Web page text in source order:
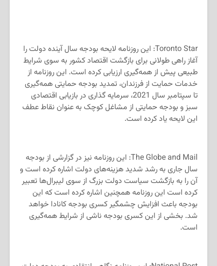
Toronto Star: این روزنامه لایحه بودجه سال آینده دولت را
آغاز راهی طولانی برای بازگشت اقتصاد کشور به سوی شرایط
طبیعی پیش از همه‌گیری ارزیابی کرده است. این روزنامه از
خدمات حمایت از فرزندان، تمدید بودجه حمایتی همه‌گیری
تا سپتامبر سال 2021، سرمایه گذاری در بازیابی اقتصادی
سبز و بودجه حمایتی از مشاغل کوچک به عنوان نقاط عطف
این لایحه یاد کرده است.
The Globe and Mail: این روزنامه نیز در گزارشی از بودجه
سال جاری به رشد شدید هزینه‌های دولت اشاره کرده است و
آن را به بازگشت سیاست دولت بزرگ از سوی لیبرال‌ها تعبیر
کرده است این روزنامه همچنین اشاره کرده است که این
بودجه باعث افزایش چشمگیر کسری بودجه کانادا خواهد
شد. بخشی از این کسری بودجه ناشی از شرایط همه‌گیری
است.